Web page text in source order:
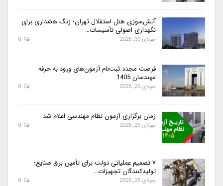
آتش‌سوزی هتل استقلال تهران؛ زنگ هشداری برای
نگهداری اصولی تأسیسات…
جولای 30, 2026
فرصت مجدد ثبت‌نام آزمون‌های ورود به حرفه
مهندسان 1405
جولای 29, 2026
زمان برگزاری آزمون نظام مهندسی اعلام شد
جولای 29, 2026
۷ تصمیم عملیاتی دولت برای تأمین برق صنایع؛
تولیدکنندگان تجهیزات…
جولای 28, 2026